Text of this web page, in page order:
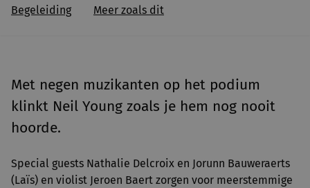
Begeleiding Meer zoals dit
Met negen muzikanten op het podium
klinkt Neil Young zoals je hem nog nooit
hoorde.
Special guests Nathalie Delcroix en Jorunn Bauweraerts
(Laïs) en violist Jeroen Baert zorgen voor meerstemmige